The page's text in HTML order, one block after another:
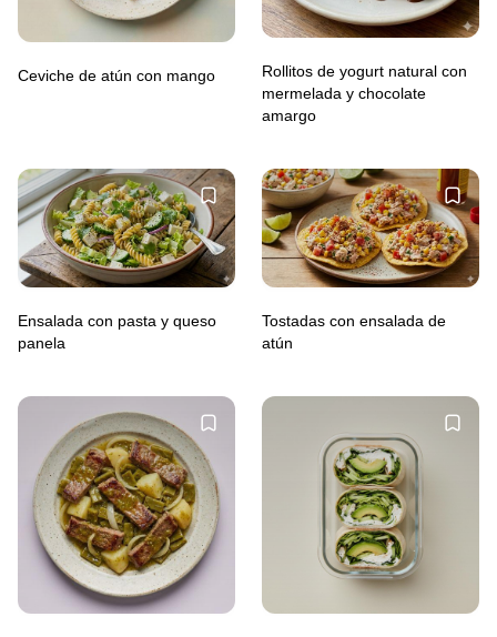
Ceviche de atún con mango
Rollitos de yogurt natural con
mermelada y chocolate
amargo
Ensalada con pasta y queso
panela
Tostadas con ensalada de
atún